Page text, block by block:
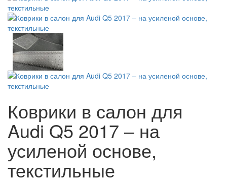
Коврики в салон для
Audi Q5 2017 – на
усиленой основе,
текстильные